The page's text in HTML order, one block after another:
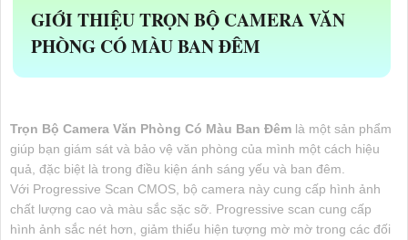
GIỚI THIỆUTRỌN BỘ CAMERA VĂN
PHÒNG CÓ MÀU BAN ĐÊM
Trọn Bộ Camera Văn Phòng Có Màu Ban Đêm là một sản phẩm
giúp bạn giám sát và bảo vệ văn phòng của mình một cách hiệu
quả, đặc biệt là trong điều kiện ánh sáng yếu và ban đêm.
Với Progressive Scan CMOS, bộ camera này cung cấp hình ảnh
chất lượng cao và màu sắc sặc sỡ. Progressive scan cung cấp
hình ảnh sắc nét hơn, giảm thiểu hiện tượng mờ mờ trong các đối